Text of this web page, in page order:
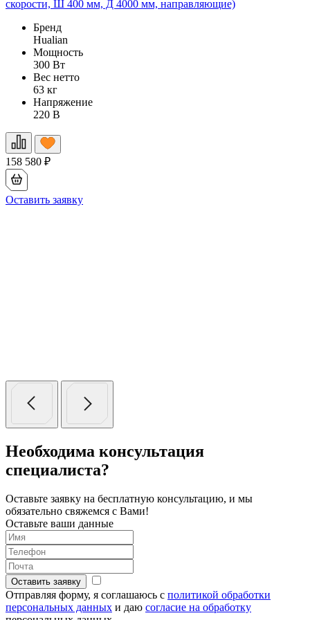
скорости, Ш 400 мм, Д 4000 мм, направляющие)
Бренд
Hualian
Мощность
300 Вт
Вес нетто
63 кг
Напряжение
220 В
158 580 ₽
Оставить заявку
Необходима консультация
специалиста?
Оставьте заявку на бесплатную консультацию, и мы
обязательно свяжемся с Вами!
Оставьте ваши данные
Оставить заявку
Отправляя форму, я соглашаюсь с политикой обработки
персональных данных и даю согласие на обработку